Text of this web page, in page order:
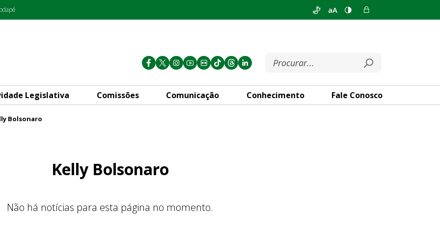
aA
Legislativa Comissões Comunicação Conhecimento Fale Conosco
Bolsonaro
Kelly Bolsonaro
Não há notícias para esta página no momento.